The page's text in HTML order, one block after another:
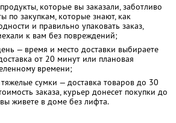
которые вы заказали, заботливо
по закупкам, которые знают, как
и правильно упаковать заказ,
к вам без повреждений;
— время и место доставки выбираете
от 20 минут или плановая
времени;
сумки — доставка товаров до 30
заказа, курьер донесет покупки до
живете в доме без лифта.